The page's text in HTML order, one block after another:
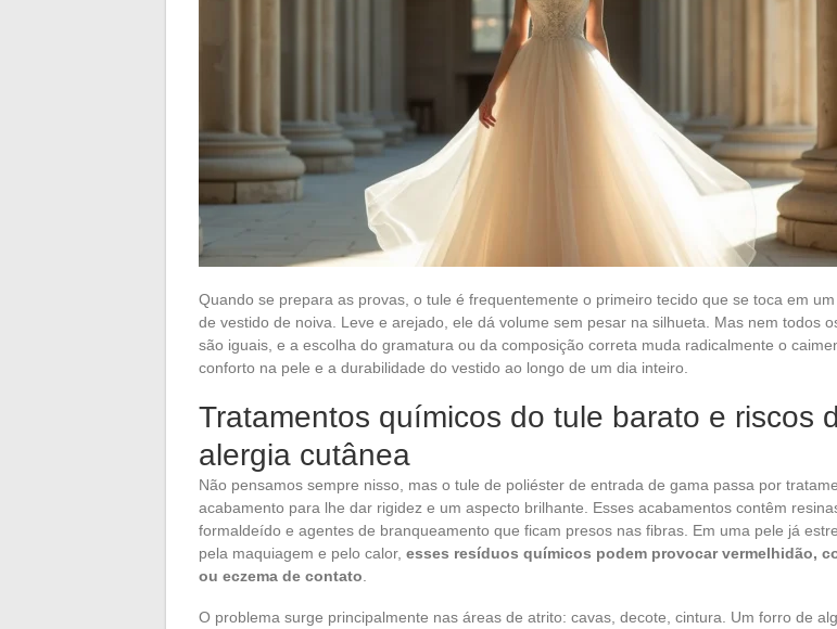
Quando se prepara as provas, o tule é frequentemente o primeiro tecido que se toca em
de vestido de noiva. Leve e arejado, ele dá volume sem pesar na silhueta. Mas nem todos
são iguais, e a escolha do gramatura ou da composição correta muda radicalmente o
conforto na pele e a durabilidade do vestido ao longo de um dia inteiro.
Tratamentos químicos do tule barato e riscos
alergia cutânea
Não pensamos sempre nisso, mas o tule de poliéster de entrada de gama passa por
acabamento para lhe dar rigidez e um aspecto brilhante. Esses acabamentos contêm
formaldeído e agentes de branqueamento que ficam presos nas fibras. Em uma pele já
pela maquiagem e pelo calor, esses resíduos químicos podem provocar vermelhidão,
ou eczema de contato
O problema surge principalmente nas áreas de atrito: cavas, decote, cintura. Um forro de